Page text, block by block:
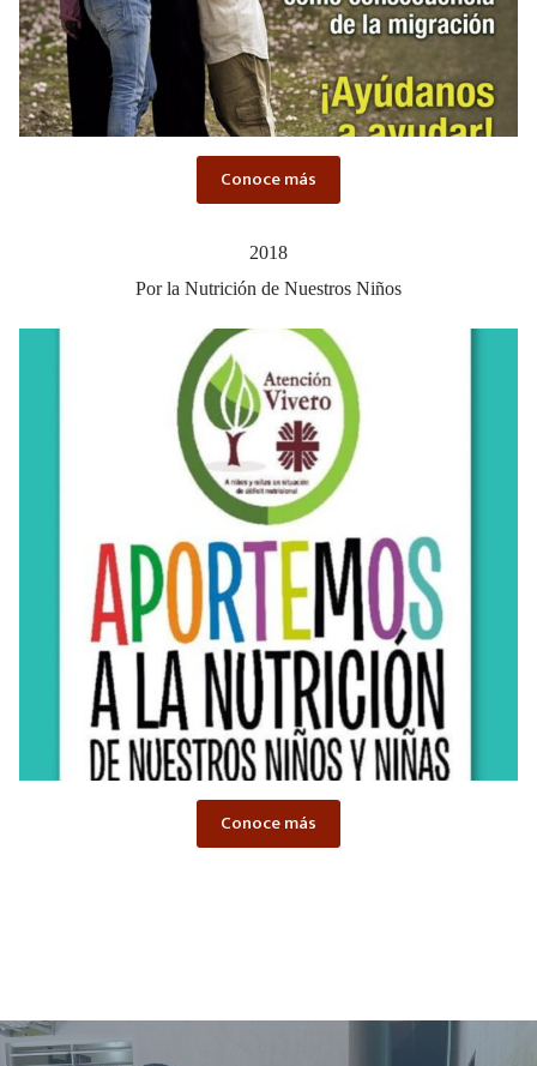
Conoce más
2018
Por la Nutrición de Nuestros Niños
Conoce más